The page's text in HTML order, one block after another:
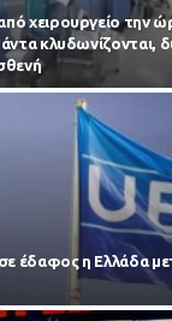
χειρουργείο την
κλυδωνίζονται,
έδαφος η Ελλάδα